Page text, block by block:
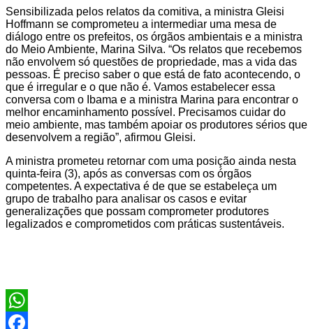
Sensibilizada pelos relatos da comitiva, a ministra Gleisi
Hoffmann se comprometeu a intermediar uma mesa de
diálogo entre os prefeitos, os órgãos ambientais e a ministra
do Meio Ambiente, Marina Silva. “Os relatos que recebemos
não envolvem só questões de propriedade, mas a vida das
pessoas. É preciso saber o que está de fato acontecendo, o
que é irregular e o que não é. Vamos estabelecer essa
conversa com o Ibama e a ministra Marina para encontrar o
melhor encaminhamento possível. Precisamos cuidar do
meio ambiente, mas também apoiar os produtores sérios que
desenvolvem a região”, afirmou Gleisi.
A ministra prometeu retornar com uma posição ainda nesta
quinta-feira (3), após as conversas com os órgãos
competentes. A expectativa é de que se estabeleça um
grupo de trabalho para analisar os casos e evitar
generalizações que possam comprometer produtores
legalizados e comprometidos com práticas sustentáveis.
WhatsApp